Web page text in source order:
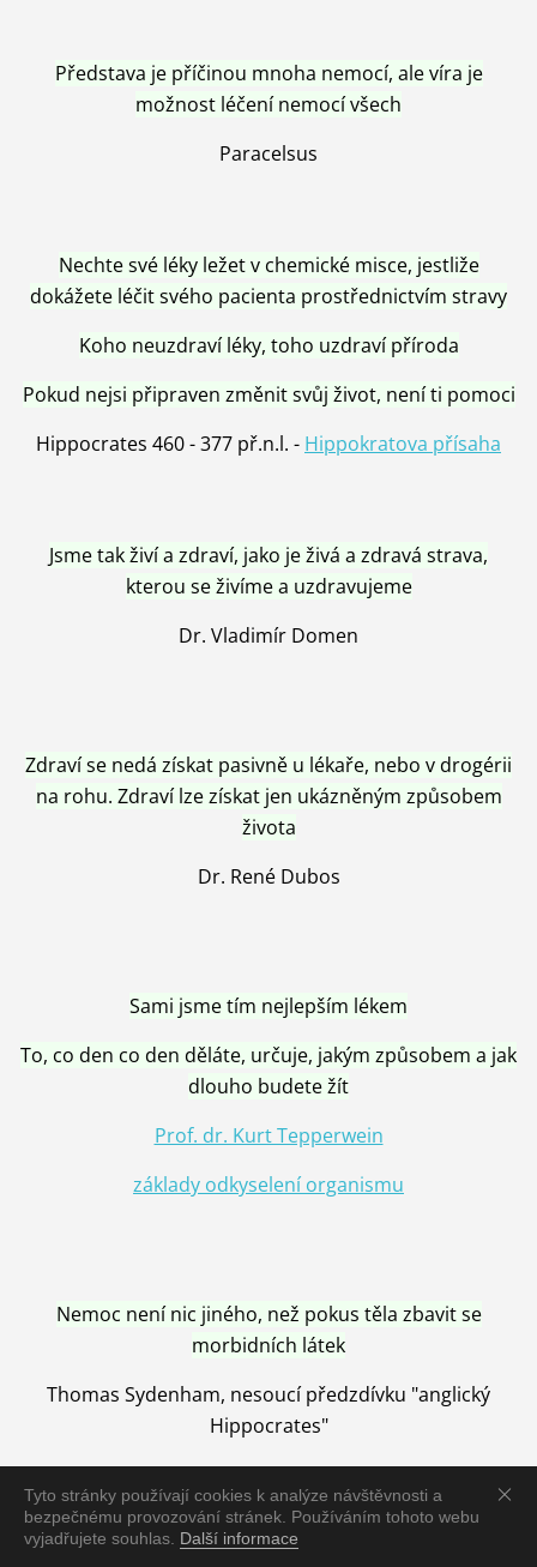
Tyto stránky používají cookies k analýze návštěvnosti a
bezpečnému provozování stránek. Používáním tohoto webu
vyjadřujete souhlas. Další informace
Představa je příčinou mnoha nemocí, ale víra je
možnost léčení nemocí všech
Paracelsus
Nechte své léky ležet v chemické misce, jestliže
dokážete léčit svého pacienta prostřednictvím stravy
Koho neuzdraví léky, toho uzdraví příroda
Pokud nejsi připraven změnit svůj život, není ti pomoci
Hippocrates 460 - 377 př.n.l. - Hippokratova přísaha
Jsme tak živí a zdraví, jako je živá a zdravá strava,
kterou se živíme a uzdravujeme
Dr. Vladimír Domen
Zdraví se nedá získat pasivně u lékaře, nebo v drogérii
na rohu. Zdraví lze získat jen ukázněným způsobem
života
Dr. René Dubos
Sami jsme tím nejlepším lékem
To, co den co den děláte, určuje, jakým způsobem a jak
dlouho budete žít
Prof. dr. Kurt Tepperwein
základy odkyselení organismu
Nemoc není nic jiného, než pokus těla zbavit se
morbidních látek
Thomas Sydenham, nesoucí předzdívku "anglický
Hippocrates"
Nemoc je vyléčena jen pomocí Přírody, neutralizací a